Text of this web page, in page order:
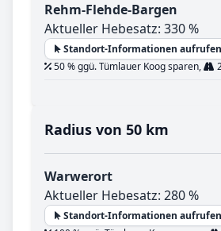
Rehm-Flehde-Bargen
Aktueller Hebesatz: 330 %
Standort-Informationen aufrufen
50 % ggü. Tümlauer Koog sparen,
Radius von 50 km
Warwerort
Aktueller Hebesatz: 280 %
Standort-Informationen aufrufen